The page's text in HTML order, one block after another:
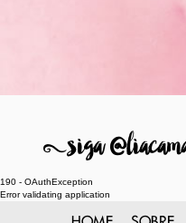
8siga
190 - OAuthException
Error validating application